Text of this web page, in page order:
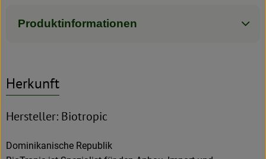
Produktinformationen
Herkunft
Hersteller: Biotropic
Dominikanische Republik